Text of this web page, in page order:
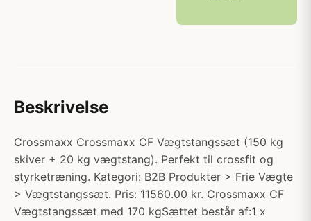
Beskrivelse
Crossmaxx Crossmaxx CF Vægtstangssæt (150 kg
skiver + 20 kg vægtstang). Perfekt til crossfit og
styrketræning. Kategori: B2B Produkter > Frie Vægte
> Vægtstangssæt. Pris: 11560.00 kr. Crossmaxx CF
Vægtstangssæt med 170 kgSættet består af:1 x